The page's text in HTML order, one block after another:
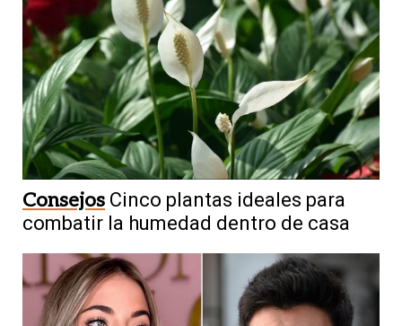
Consejos Cinco plantas ideales para
combatir la humedad dentro de casa